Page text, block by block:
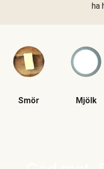
ha
Smör Mjölk